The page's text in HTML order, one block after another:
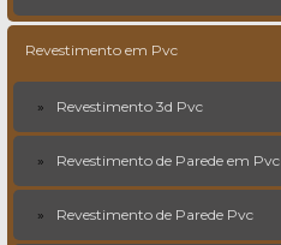
Revestimento em Pvc
Revestimento 3d Pvc
Revestimento de Parede em Pvc
Revestimento de Parede Pvc